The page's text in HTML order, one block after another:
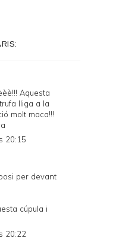
Aquesta
lliga a la
molt maca!!!
20:15
per devant
cúpula i
20:22